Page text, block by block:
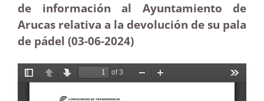
de información al Ayuntamiento de
Arucas relativa a la devolución de su pala
de pádel (03-06-2024)